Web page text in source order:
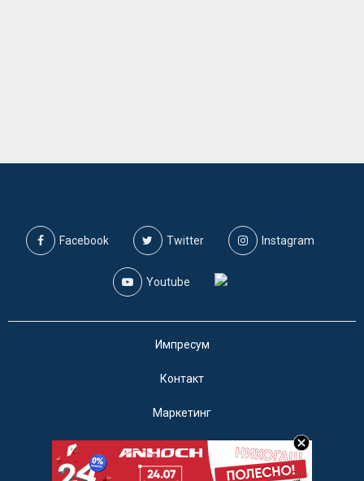
Facebook Twitter Instagram
Youtube
Импресум
Контакт
Маркетинг
Услови за користење
@2019 - A1on. Сите права задржани.